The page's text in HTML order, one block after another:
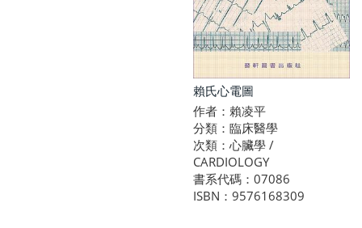
賴氏心電圖
作者：賴凌平
分類：臨床醫學
次類：心臟學 /
CARDIOLOGY
書系代碼：07086
ISBN：9576168309